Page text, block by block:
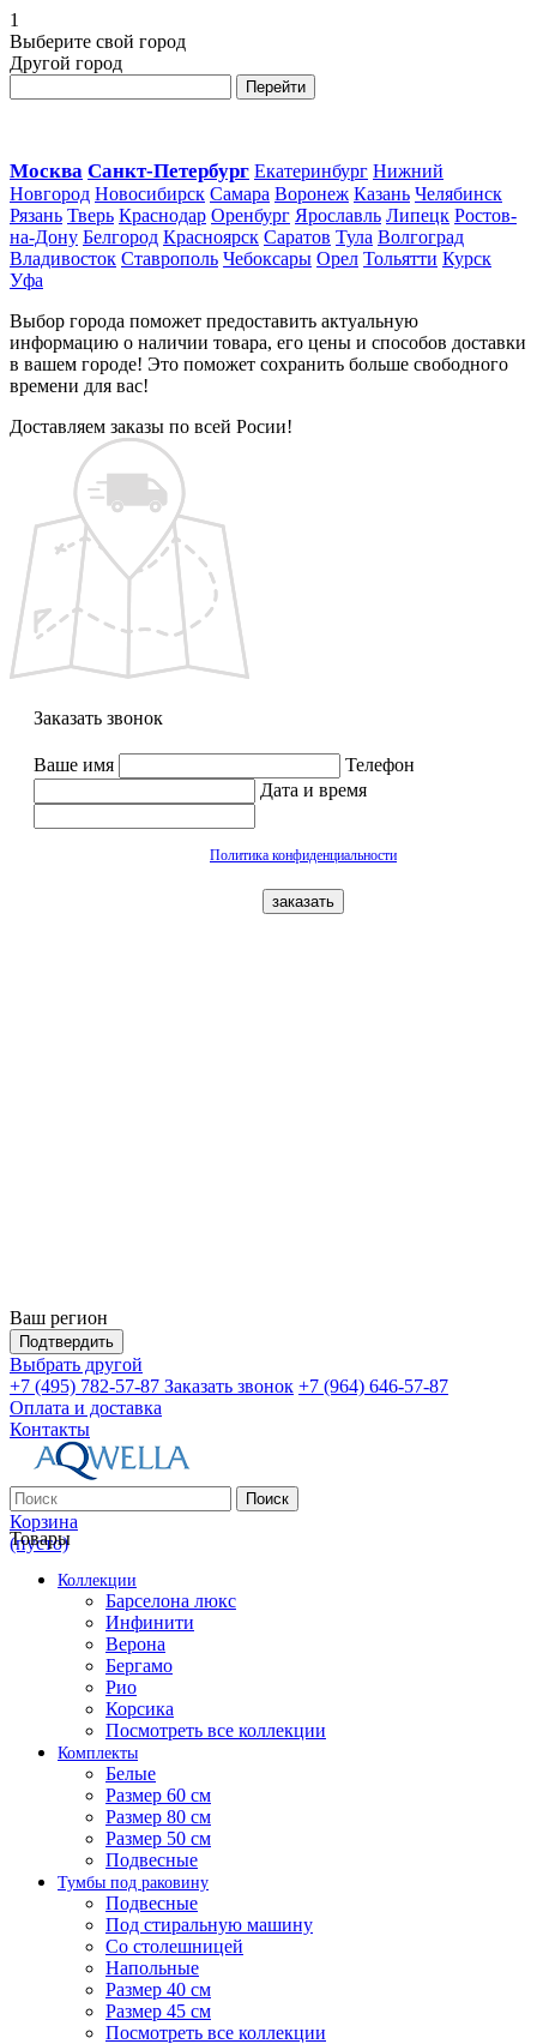
1
Выберите свой город
Другой город
Перейти
Москва Санкт-Петербург Екатеринбург Нижний
Новгород Новосибирск Самара Воронеж Казань Челябинск
Рязань Тверь Краснодар Оренбург Ярославль Липецк Ростов-
на-Дону Белгород Красноярск Саратов Тула Волгоград
Владивосток Ставрополь Чебоксары Орел Тольятти Курск
Уфа
Выбор города поможет предоставить актуальную
информацию о наличии товара, его цены и способов доставки
в вашем городе! Это поможет сохранить больше свободного
времени для вас!
Доставляем заказы по всей Росии!
Заказать звонок
Ваше имя
Телефон
Дата и время
Политика конфиденциальности
заказать
Ваш регион
Подтвердить
Выбрать другой
+7 (495) 782-57-87 Заказать звонок +7 (964) 646-57-87
Оплата и доставка
Контакты
Поиск
Корзина
(пусто)
Товары
Коллекции
Барселона люкс
Инфинити
Верона
Бергамо
Рио
Корсика
Посмотреть все коллекции
Комплекты
Белые
Размер 60 см
Размер 80 см
Размер 50 см
Подвесные
Тумбы под раковину
Подвесные
Под стиральную машину
Со столешницей
Напольные
Размер 40 см
Размер 45 см
Посмотреть все коллекции